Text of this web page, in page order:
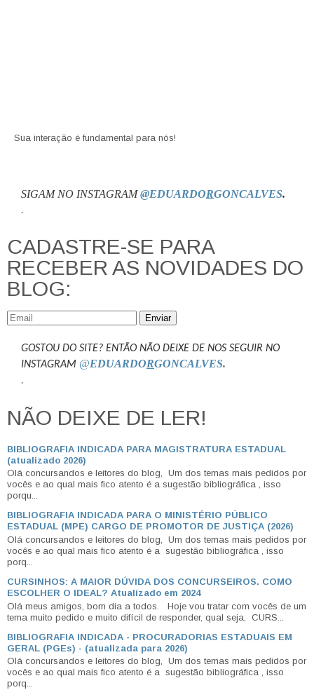
Sua interação é fundamental para nós!
SIGAM NO INSTAGRAM@EDUARDORGONCALVES.
.
CADASTRE-SE PARA
RECEBER AS NOVIDADES DO
BLOG:
Enviar
GOSTOU DO SITE? ENTÃO NÃO DEIXE DE NOS SEGUIR NO
INSTAGRAM @EDUARDORGONCALVES.
.
NÃO DEIXE DE LER!
BIBLIOGRAFIA INDICADA PARA MAGISTRATURA ESTADUAL
(atualizado 2026)
Olá concursandos e leitores do blog, Um dos temas mais pedidos por
vocês e ao qual mais fico atento é a sugestão bibliográfica , isso
porqu...
BIBLIOGRAFIA INDICADA PARA O MINISTÉRIO PÚBLICO
ESTADUAL (MPE) CARGO DE PROMOTOR DE JUSTIÇA (2026)
Olá concursandos e leitores do blog, Um dos temas mais pedidos por
vocês e ao qual mais fico atento é a sugestão bibliográfica , isso
porq...
CURSINHOS: A MAIOR DÚVIDA DOS CONCURSEIROS. COMO
ESCOLHER O IDEAL? Atualizado em 2024
Olá meus amigos, bom dia a todos. Hoje vou tratar com vocês de um
tema muito pedido e muito difícil de responder, qual seja, CURS...
BIBLIOGRAFIA INDICADA - PROCURADORIAS ESTADUAIS EM
GERAL (PGEs) - (atualizada para 2026)
Olá concursandos e leitores do blog, Um dos temas mais pedidos por
vocês e ao qual mais fico atento é a sugestão bibliográfica , isso
porq...